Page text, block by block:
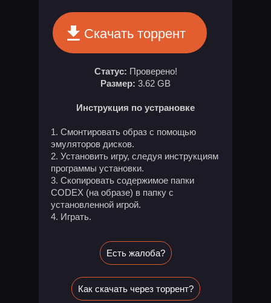
Скачать торрент
Статус: Проверено!
Размер: 3.62 GB
Инструкция по устрановке
Смонтировать образ с помощью
эмуляторов дисков.
Установить игру, следуя инструкциям
программы установки.
Скопировать содержимое папки
CODEX (на образе) в папку с
установленной игрой.
Играть.
Есть жалоба?
Как скачать через торрент?